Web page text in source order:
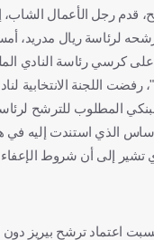
قدم رجل الأعمال الشاب،
لرئاسة ريال مدريد،
كرسي رئاسة النادي
اللجنة الانتخابية
المطلوب للترشح
الذي استندت إليه في
تشير إلى أن شروط
اعتماد ترشح بيريز دون